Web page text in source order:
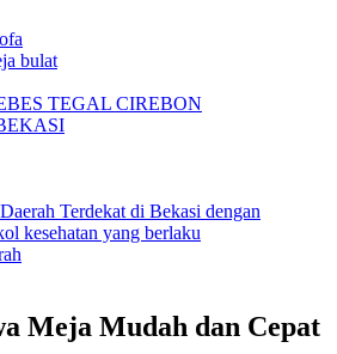
bulat
TEGAL CIREBON
Terdekat di Bekasi dengan
kesehatan yang berlaku
Meja Mudah dan Cepat